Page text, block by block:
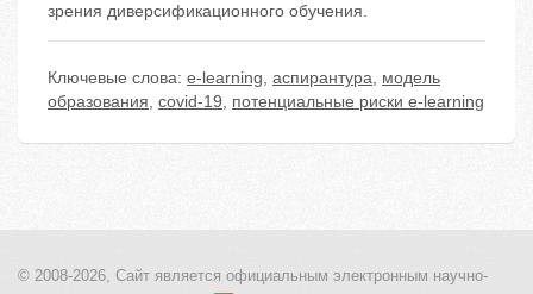
зрения диверсификационного обучения.
Ключевые слова: e-learning, аспирантура, модель
образования, covid-19, потенциальные риски e-learning
© 2008-2026, Сайт является официальным электронным научно-